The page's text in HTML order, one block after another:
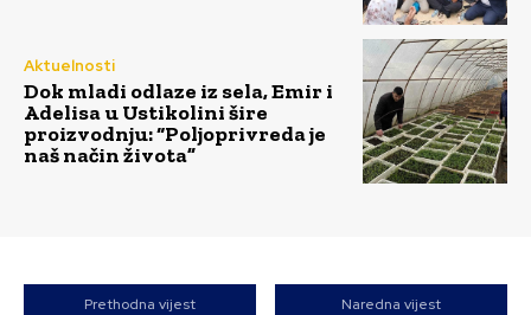
Aktuelnosti
Dok mladi odlaze iz sela, Emir i
Adelisa u Ustikolini šire
proizvodnju: “Poljoprivreda je
naš način života”
Prethodna vijest Naredna vijest